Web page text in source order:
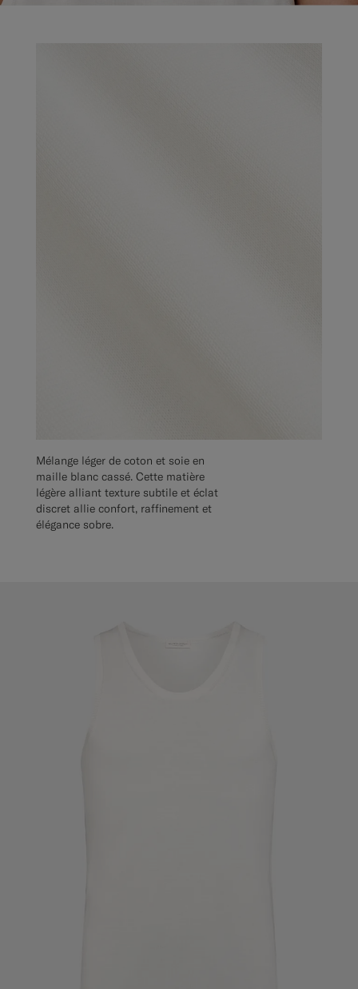
Mélange léger de coton et soie en
maille blanc cassé. Cette matière
légère alliant texture subtile et éclat
discret allie confort, raffinement et
élégance sobre.